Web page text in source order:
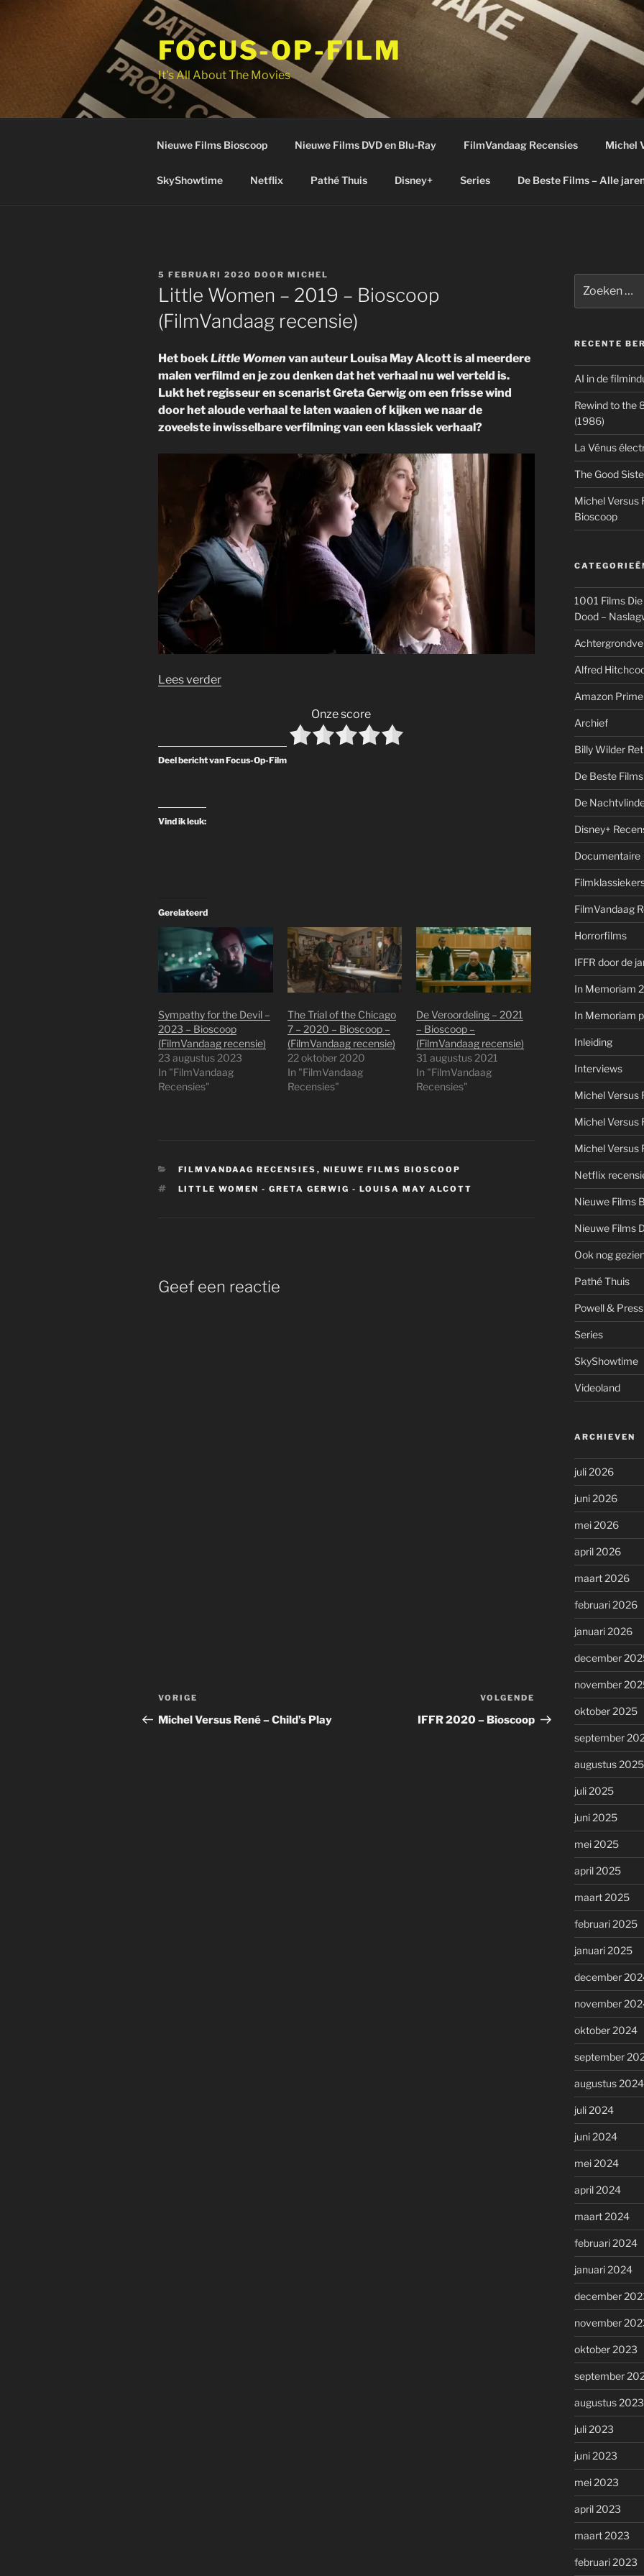
FOCUS-OP-FILM
It's All About The Movies
Nieuwe Films Bioscoop Nieuwe Films DVD en Blu-Ray FilmVandaag Recensies Michel
SkyShowtime Netflix Pathé Thuis Disney+ Series De Beste Films – Alle
GEPLAATST
OP
5 FEBRUARI 2020 DOOR MICHEL
Little Women – 2019 – Bioscoop
(FilmVandaag recensie)
Het boekLittle Womenvan auteur Louisa May Alcott is al meerdere
malen verfilmd en je zou denken dat het verhaal nu wel verteld is.
Lukt het regisseur en scenarist Greta Gerwig om een frisse wind
door het aloude verhaal te laten waaien of kijken we naar de
zoveelste inwisselbare verfilming van een klassiek verhaal?
Lees verder
Onze score
Deel bericht van Focus-Op-Film
Vind ik leuk:
Gerelateerd
Sympathy for the Devil –
2023 – Bioscoop
(FilmVandaag recensie)
23 augustus 2023
In "FilmVandaag
Recensies"
The Trial of the Chicago
7 – 2020 – Bioscoop –
(FilmVandaag recensie)
22 oktober 2020
In "FilmVandaag
Recensies"
De Veroordeling – 2021
– Bioscoop –
(FilmVandaag recensie)
31 augustus 2021
In "FilmVandaag
Recensies"
CATEGORIEËN
FILMVANDAAG RECENSIES , NIEUWE FILMS BIOSCOOP
TAGS
LITTLE WOMEN - GRETA GERWIG - LOUISA MAY ALCOTT
Geef een reactie
Bericht
navigatie
Vorig
bericht
VORIGE
Michel Versus René – Child’s Play
Volgend
bericht
VOLGENDE
IFFR 2020 – Bioscoop
naar:
RECENTE
AI in de
Rewind to the
(1986)
La Vénus
The Good
Michel Versus
Bioscoop
1001 Films
Dood –
Alfred
Amazon
Archief
Billy Wilder
De Beste
De
Disney+
Documentaire
FilmVandaag
Horrorfilms
IFFR door de
In Memoriam
In Memoriam
Inleiding
Interviews
Michel Versus
Michel Versus
Michel Versus
Netflix
Nieuwe Films
Nieuwe Films
Ook nog
Pathé Thuis
Powell &
Series
SkyShowtime
Videoland
ARCHIEVEN
juli 2026
juni 2026
mei 2026
april 2026
maart 2026
februari 2026
januari 2026
december
november
oktober 2025
september
augustus 2025
juli 2025
juni 2025
mei 2025
april 2025
maart 2025
februari 2025
januari 2025
december
november
oktober 2024
september
augustus 2024
juli 2024
juni 2024
mei 2024
april 2024
maart 2024
februari 2024
januari 2024
december
november
oktober 2023
september
augustus 2023
juli 2023
juni 2023
mei 2023
april 2023
maart 2023
februari 2023